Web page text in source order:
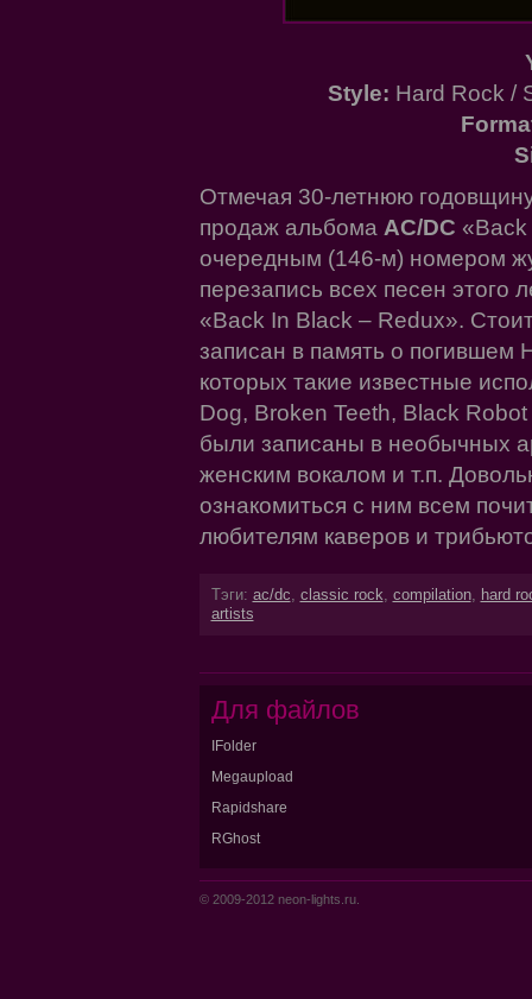
Style: Hard Rock /
Отмечая 30-летнюю
продаж альбома AC/DC
очередным (146-м) номером
перезапись всех песен этого
«Back In Black – Redux».
записан в память о погившем
которых такие известные
Dog, Broken Teeth, Black
были записаны в необычных
женским вокалом и т.п.
ознакомиться с ним всем
любителям каверов и
Тэги: ac/dc classic rock compilation,
hard
artists
Для файлов
IFolder
Megaupload
Rapidshare
RGhost
© 2009-2012 neon-lights.ru.